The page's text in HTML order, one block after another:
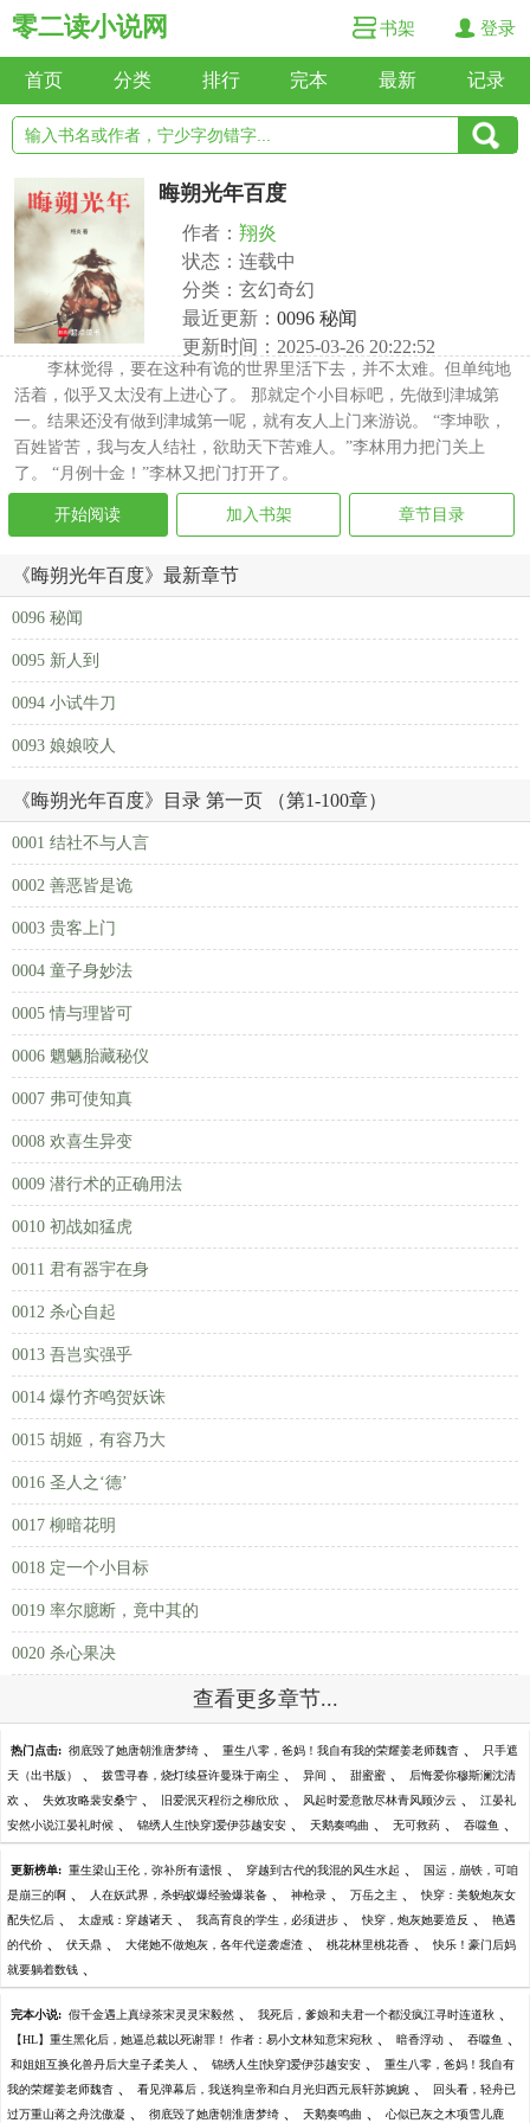
零二读小说网 书架 登录
首页 分类 排行 完本 最新 记录
晦朔光年百度
作者： 翔炎
状态：连载中
分类：玄幻奇幻
最近更新： 0096 秘闻
更新时间：2025-03-26 20:22:52
李林觉得，要在这种有诡的世界里活下去，并不太难。但单纯地
活着，似乎又太没有上进心了。 那就定个小目标吧，先做到津城第
一。结果还没有做到津城第一呢，就有友人上门来游说。 “李坤歌，
百姓皆苦，我与友人结社，欲助天下苦难人。”李林用力把门关上
了。 “月例十金！”李林又把门打开了。
开始阅读 加入书架 章节目录
《晦朔光年百度》最新章节
0096 秘闻
0095 新人到
0094 小试牛刀
0093 娘娘咬人
《晦朔光年百度》目录 第一页 （第1-100章）
0001 结社不与人言
0002 善恶皆是诡
0003 贵客上门
0004 童子身妙法
0005 情与理皆可
0006 魍魉胎藏秘仪
0007 弗可使知真
0008 欢喜生异变
0009 潜行术的正确用法
0010 初战如猛虎
0011 君有器宇在身
0012 杀心自起
0013 吾岂实强乎
0014 爆竹齐鸣贺妖诛
0015 胡姬，有容乃大
0016 圣人之‘德’
0017 柳暗花明
0018 定一个小目标
0019 率尔臆断，竟中其的
0020 杀心果决
查看更多章节...
热门点击: 彻底毁了她唐朝淮唐梦绮 、 重生八零，爸妈！我自有我的荣耀姜老师魏杳 、 只手遮
天（出书版） 、 拨雪寻春，烧灯续昼许曼珠于南尘 、 异间 、 甜蜜蜜 、 后悔爱你穆斯澜沈清
欢 、 失效攻略裴安桑宁 、 旧爱泯灭程衍之柳欣欣 、 风起时爱意散尽林青风顾汐云 、 江晏礼
安然小说江晏礼时候 、 锦绣人生[快穿]爱伊莎越安安 、 天鹅奏鸣曲 、 无可救药 、 吞噬鱼 、
更新榜单: 重生梁山王伦，弥补所有遗恨 、 穿越到古代的我混的风生水起 、 国运，崩铁，可咱
是崩三的啊 、 人在妖武界，杀蚂蚁爆经验爆装备 、 神枪录 、 万岳之主 、 快穿：美貌炮灰女
配失忆后 、 太虚戒：穿越诸天 、 我高育良的学生，必须进步 、 快穿，炮灰她要造反 、 艳遇
的代价 、 伏天鼎 、 大佬她不做炮灰，各年代逆袭虐渣 、 桃花林里桃花香 、 快乐！豪门后妈
就要躺着数钱 、
完本小说: 假千金遇上真绿茶宋灵灵宋毅然 、 我死后，爹娘和夫君一个都没疯江寻时连道秋 、
【HL】重生黑化后，她逼总裁以死谢罪！ 作者：易小文林知意宋宛秋 、 暗香浮动 、 吞噬鱼 、
和姐姐互换化兽丹后大皇子柔美人 、 锦绣人生[快穿]爱伊莎越安安 、 重生八零，爸妈！我自有
我的荣耀姜老师魏杳 、 看见弹幕后，我送狗皇帝和白月光归西元辰轩苏婉婉 、 回头看，轻舟已
过万重山蒋之舟沈傲凝 、 彻底毁了她唐朝淮唐梦绮 、 天鹅奏鸣曲 、 心似已灰之木项雪儿鹿